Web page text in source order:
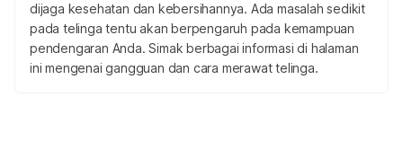
dijaga kesehatan dan kebersihannya. Ada masalah sedikit
pada telinga tentu akan berpengaruh pada kemampuan
pendengaran Anda. Simak berbagai informasi di halaman
ini mengenai gangguan dan cara merawat telinga.